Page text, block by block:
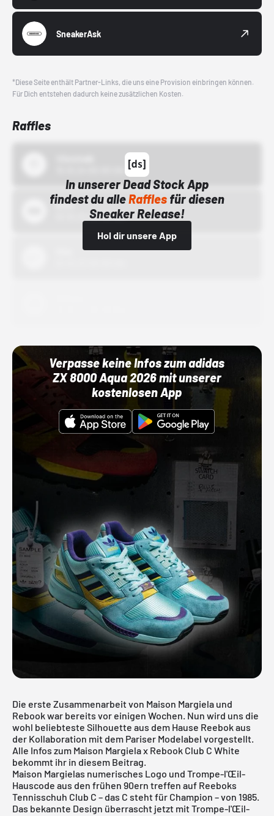
SneakerAsk
*Diese Seite enthält Partner-Links, die uns eine Provision einbringen können.
Für Dich entstehen dadurch keine zusätzlichen Kosten.
Raffles
In unserer Dead Stock App
findest du alleRafflesfür diesen
Sneaker Release!
Hol dir unsere App
Bstn
01.10.22 00:00 Uhr
Verpasse keine Infos zum adidas
ZX 8000 Aqua 2026 mit unserer
kostenlosen App
Die erste Zusammenarbeit von Maison Margiela und
Rebookwar bereits vor einigen Wochen. Nun wird uns die
wohl beliebteste Silhouette aus dem Hause Reebok aus
der Kollaboration mit dem Pariser Modelabel vorgestellt.
Alle Infos zum Maison Margiela x Rebook Club C White
bekommt ihr in diesem Beitrag.
Maison Margielas numerisches Logo und Trompe-l'Œil-
Hauscode aus den frühen 90ern treffen auf Reeboks
Tennisschuh Club C – das C steht für Champion – von 1985.
Das bekannte Design überrascht jetzt mit Trompe-l'Œil-